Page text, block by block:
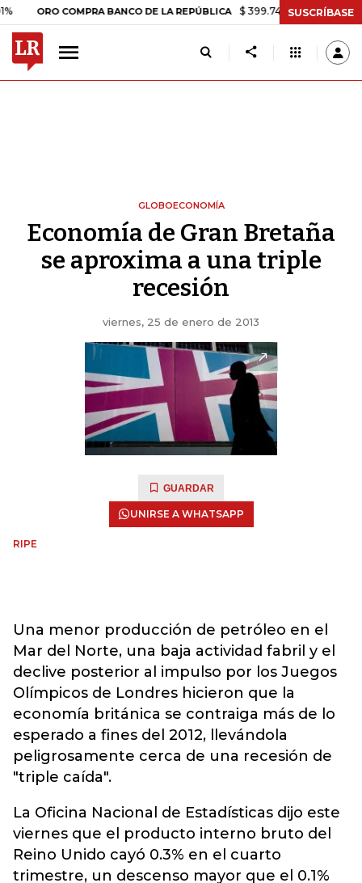
COMPRA BANCO DE LA REPÚBLICA $ 399.745,16 +$ 2.295,71 +0,58%
SUSCRÍBASE
GLOBOECONOMÍA
Economía de Gran Bretaña
se aproxima a una triple
recesión
viernes, 25 de enero de 2013
GUARDAR
UNIRSE A WHATSAPP
RIPE
Una menor producción de petróleo en el
Mar del Norte, una baja actividad fabril y el
declive posterior al impulso por los Juegos
Olímpicos de Londres hicieron que la
economía británica se contraiga más de lo
esperado a fines del 2012, llevándola
peligrosamente cerca de una recesión de
"triple caída".
La Oficina Nacional de Estadísticas dijo este
viernes que el producto interno bruto del
Reino Unido cayó 0.3% en el cuarto
trimestre, un descenso mayor que el 0.1%